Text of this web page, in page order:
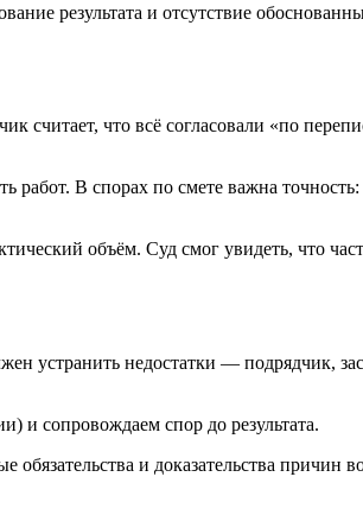
результата и отсутствие
считает, что всё согласовали «по
работ. В спорах по смете важна точность:
объём. Суд смог увидеть, что
устранить недостатки — подрядчик,
и сопровождаем спор до результата.
и доказательства причин